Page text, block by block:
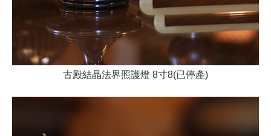
古殿結晶法界照護燈 8寸8(已停產)